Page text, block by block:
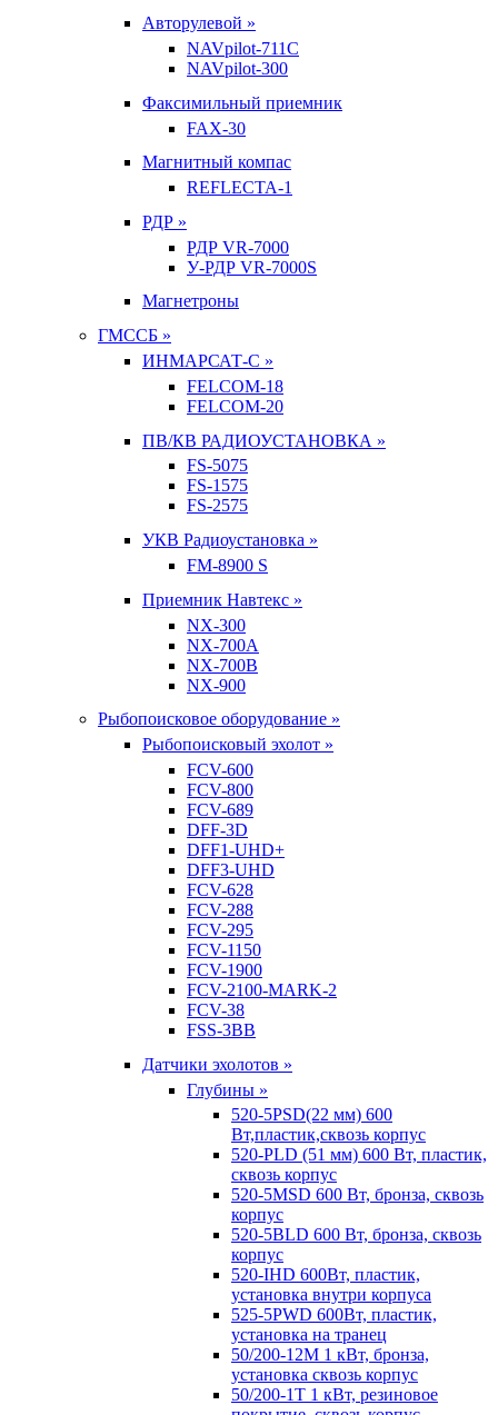
Авторулевой »
NAVpilot-711С
NAVpilot-300
Факсимильный приемник
FAX-30
Магнитный компас
REFLECTA-1
РДР »
РДР VR-7000
У-РДР VR-7000S
Магнетроны
ГМССБ »
ИНМАРСАТ-С »
FELCOM-18
FELCOM-20
ПВ/КВ РАДИОУСТАНОВКА »
FS-5075
FS-1575
FS-2575
УКВ Радиоустановка »
FM-8900 S
Приемник Навтекс »
NX-300
NX-700A
NX-700B
NX-900
Рыбопоисковое оборудование »
Рыбопоисковый эхолот »
FCV-600
FCV-800
FCV-689
DFF-3D
DFF1-UHD+
DFF3-UHD
FCV-628
FCV-288
FCV-295
FCV-1150
FCV-1900
FCV-2100-MARK-2
FCV-38
FSS-3BB
Датчики эхолотов »
Глубины »
520-5PSD(22 мм) 600
Вт,пластик,сквозь корпус
520-PLD (51 мм) 600 Вт, пластик,
сквозь корпус
520-5MSD 600 Вт, бронза, сквозь
корпус
520-5BLD 600 Вт, бронза, сквозь
корпус
520-IHD 600Вт, пластик,
установка внутри корпуса
525-5PWD 600Вт, пластик,
установка на транец
50/200-12M 1 кВт, бронза,
установка сквозь корпус
50/200-1T 1 кВт, резиновое